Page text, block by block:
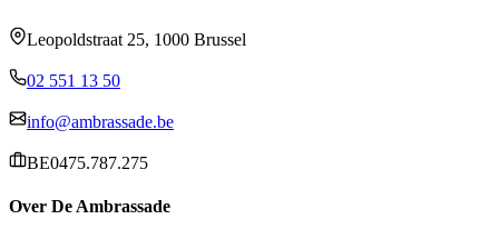
Leopoldstraat 25, 1000 Brussel
02 551 13 50
info@ambrassade.be
BE0475.787.275
Over De Ambrassade